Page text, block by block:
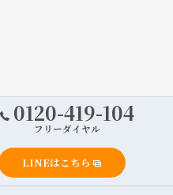
0120-419-104
フリーダイヤル
LINEはこちら